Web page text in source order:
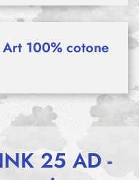
Art 100% cotone
25 AD -